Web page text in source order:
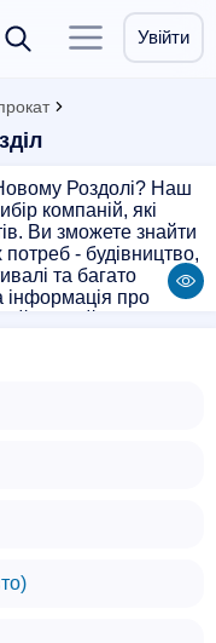
Увійти
Роздолі? Наш
компаній, які
Ви зможете знайти
- будівництво,
та багато
інформація про
своїх гостей або